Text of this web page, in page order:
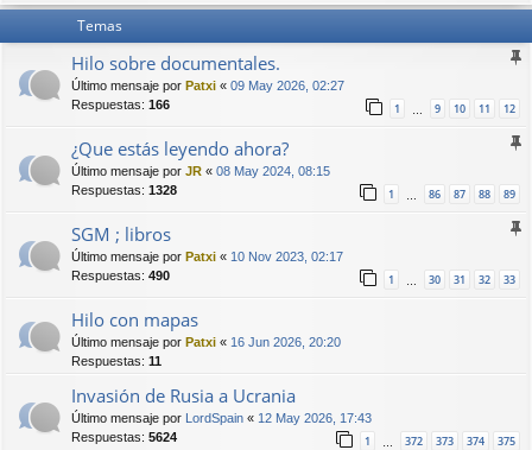
Temas
Hilo sobre documentales.
Último mensaje por Patxi « 09 May 2026, 02:27
Respuestas: 166 1 9 10 11 12
¿Que estás leyendo ahora?
Último mensaje por JR « 08 May 2024, 08:15
Respuestas: 1328 1 86 87 88 89
SGM ; libros
Último mensaje por Patxi « 10 Nov 2023, 02:17
Respuestas: 490 1 30 31 32 33
Hilo con mapas
Último mensaje por Patxi « 16 Jun 2026, 20:20
Respuestas: 11
Invasión de Rusia a Ucrania
Último mensaje por LordSpain « 12 May 2026, 17:43
Respuestas: 5624 1 372 373 374 375